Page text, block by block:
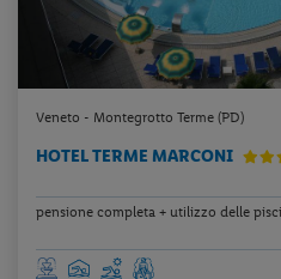
Veneto - Montegrotto Terme (PD)
HOTEL TERME MARCONI
pensione completa + utilizzo delle